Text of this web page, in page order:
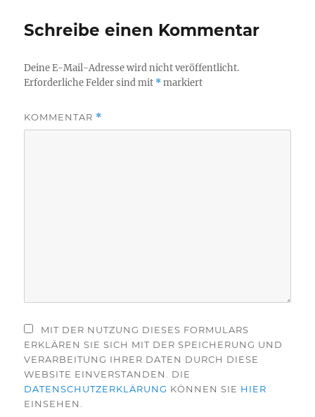
Schreibe einen Kommentar
Deine E-Mail-Adresse wird nicht veröffentlicht.
Erforderliche Felder sind mit *markiert
KOMMENTAR *
MIT DER NUTZUNG DIESES FORMULARS
ERKLÄREN SIE SICH MIT DER SPEICHERUNG UND
VERARBEITUNG IHRER DATEN DURCH DIESE
WEBSITE EINVERSTANDEN. DIE
DATENSCHUTZERKLÄRUNG KÖNNEN SIE HIER
EINSEHEN.